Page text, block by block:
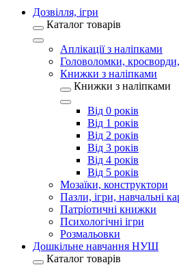
Дозвілля, ігри
Каталог товарів
Аплікації з наліпками
Головоломки,
Книжки з наліпками
Книжки з наліпками
Від 0 років
Від 1 років
Від 2 років
Від 3 років
Від 4 років
Від 5 років
Мозаїки, конструктори
Пазли, ігри, навчальні
Патріотичні книжки
Психологічні ігри
Розмальовки
Дошкільне навчання НУШ
Каталог товарів